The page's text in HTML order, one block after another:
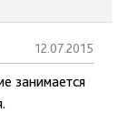
12.07.2015
занимается